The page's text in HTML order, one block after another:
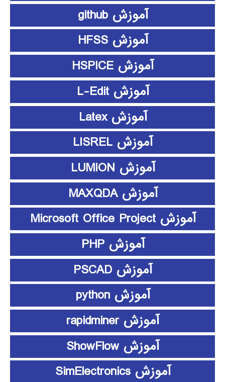
آموزش github
آموزش HFSS
آموزش HSPICE
آموزش L-Edit
آموزش Latex
آموزش LISREL
آموزش LUMION
آموزش MAXQDA
آموزش Microsoft Office Project
آموزش PHP
آموزش PSCAD
آموزش python
آموزش rapidminer
آموزش ShowFlow
آموزش SimElectronics